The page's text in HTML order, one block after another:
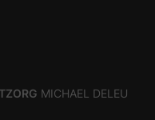
MICHAEL DELEU